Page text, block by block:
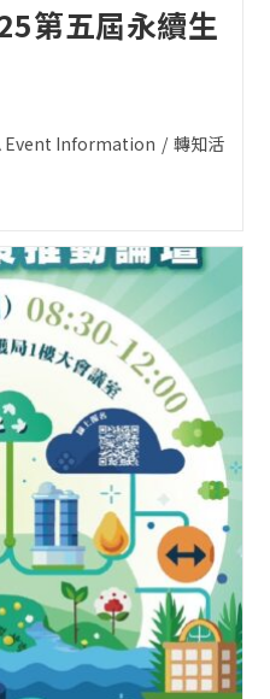
第五屆永續生
Event Information / 轉知活